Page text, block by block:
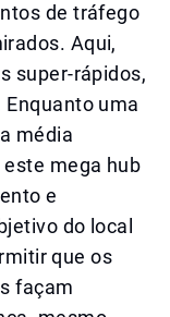
de tráfego
Aqui,
super-rápidos,
uma
média
mega hub
e
do local
que os
façam